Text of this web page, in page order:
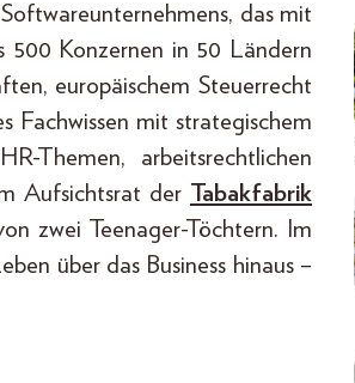
das mit
500 Konzernen in 50 Ländern
europäischem Steuerrecht
Fachwissen mit strategischem
Themen, arbeitsrechtlichen
Aufsichtsrat der Tabakfabrik
zwei Teenager-Töchtern. Im
über das Business hinaus –